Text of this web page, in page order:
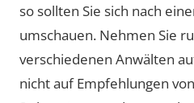
so sollten Sie sich nach
umschauen. Nehmen Sie
verschiedenen Anwälten
nicht auf Empfehlungen